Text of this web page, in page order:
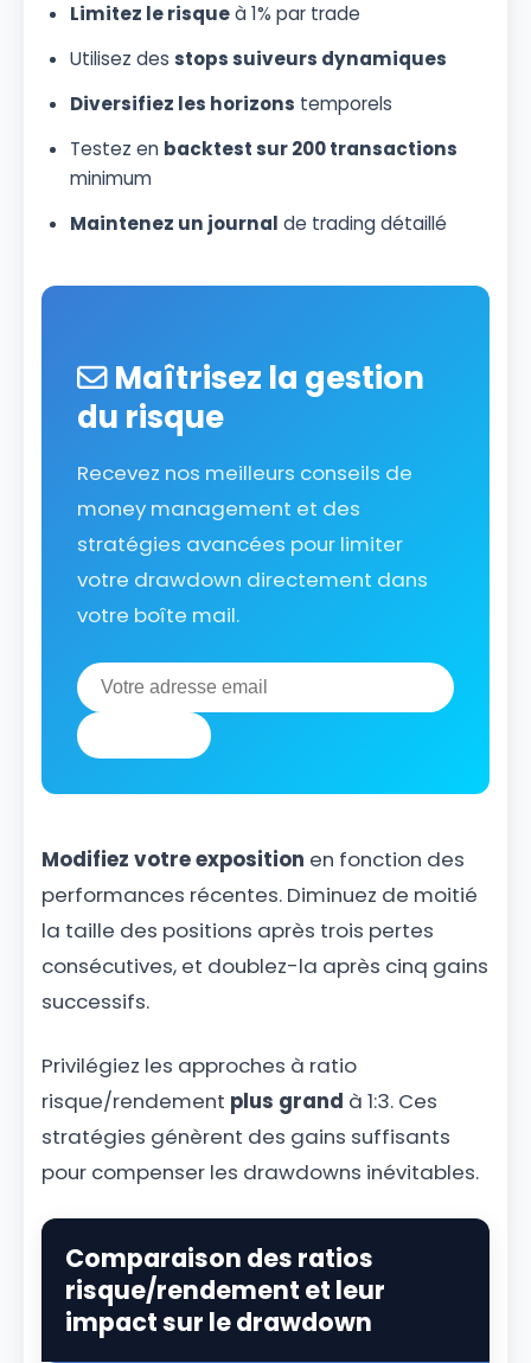
Limitez le risqueà 1% par trade
Utilisez des stops suiveurs dynamiques
Diversifiez les horizons temporels
Testez en backtest sur 200 transactions
minimum
Maintenez un journal de trading détaillé
Maîtrisez la gestion
du risque
Recevez nos meilleurs conseils de
money management et des
stratégies avancées pour limiter
votre drawdown directement dans
votre boîte mail.
Modifiez votre exposition en fonction des
performances récentes. Diminuez de moitié
la taille des positions après trois pertes
consécutives, et doublez-la après cinq gains
successifs.
Privilégiez les approches à ratio
risque/rendement plus grand à 1:3. Ces
stratégies génèrent des gains suffisants
pour compenser les drawdowns inévitables.
Comparaison des ratios
risque/rendement et leur
impact sur le drawdown